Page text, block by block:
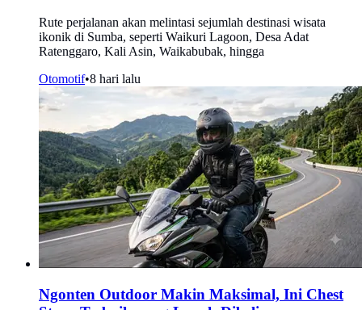
Rute perjalanan akan melintasi sejumlah destinasi wisata
ikonik di Sumba, seperti Waikuri Lagoon, Desa Adat
Ratenggaro, Kali Asin, Waikabubak, hingga
Otomotif•8 hari lalu
Ngonten Outdoor Makin Maksimal, Ini Chest